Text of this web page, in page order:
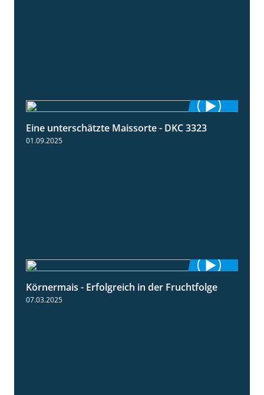
2:12
Eine unterschätzte Maissorte - DKC 3323
01.09.2025
2:31
Körnermais - Erfolgreich in der Fruchtfolge
07.03.2025